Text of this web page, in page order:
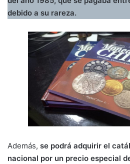
debido a su rareza.
Además, se podrá adquirir el
nacional por un precio especial